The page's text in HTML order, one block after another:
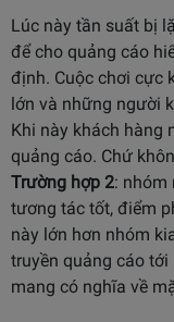
Lúc này tần suất bị
để cho quảng cáo
định. Cuộc chơi cực
lớn và những người
Khi này khách hàng
quảng cáo. Chứ
Trường hợp 2: nhóm
tương tác tốt, điểm
này lớn hơn nhóm
truyền quảng cáo
mang có nghĩa về